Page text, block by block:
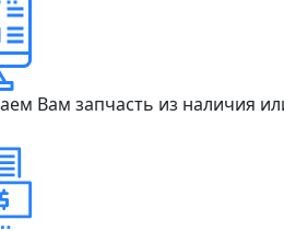
Вам запчасть из наличия